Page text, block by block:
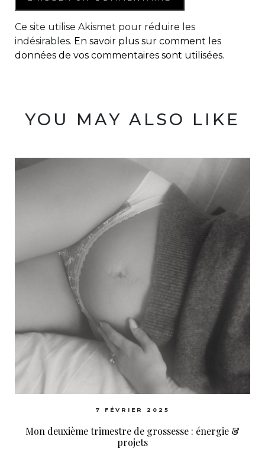
Ce site utilise Akismet pour réduire les
indésirables. En savoir plus sur comment les
données de vos commentaires sont utilisées.
YOU MAY ALSO LIKE
7 FÉVRIER 2025
Mon deuxième trimestre de grossesse : énergie &
projets